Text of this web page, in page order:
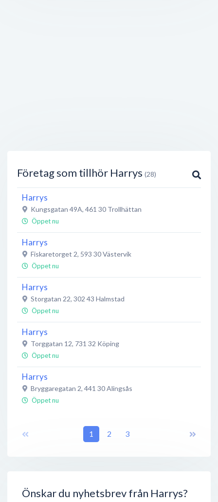
Önskar du nyhetsbrev från Harrys?
Företag som tillhör Harrys (28)
Harrys
Kungsgatan 49A, 461 30 Trollhättan
Öppet nu
Harrys
Fiskaretorget 2, 593 30Västervik
Öppet nu
Harrys
Storgatan 22, 302 43 Halmstad
Öppet nu
Harrys
Torggatan 12, 731 32 Köping
Öppet nu
Harrys
Bryggaregatan 2, 441 30Alingsås
Öppet nu
262 32 Ängelholm
Öppet nu
1 2 3